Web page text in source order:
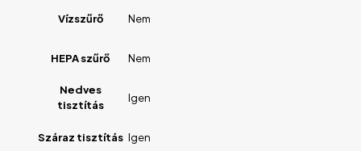
Vízszűrő Nem
HEPA szűrő Nem
Nedves
tisztítás
Igen
Száraz tisztítás Igen